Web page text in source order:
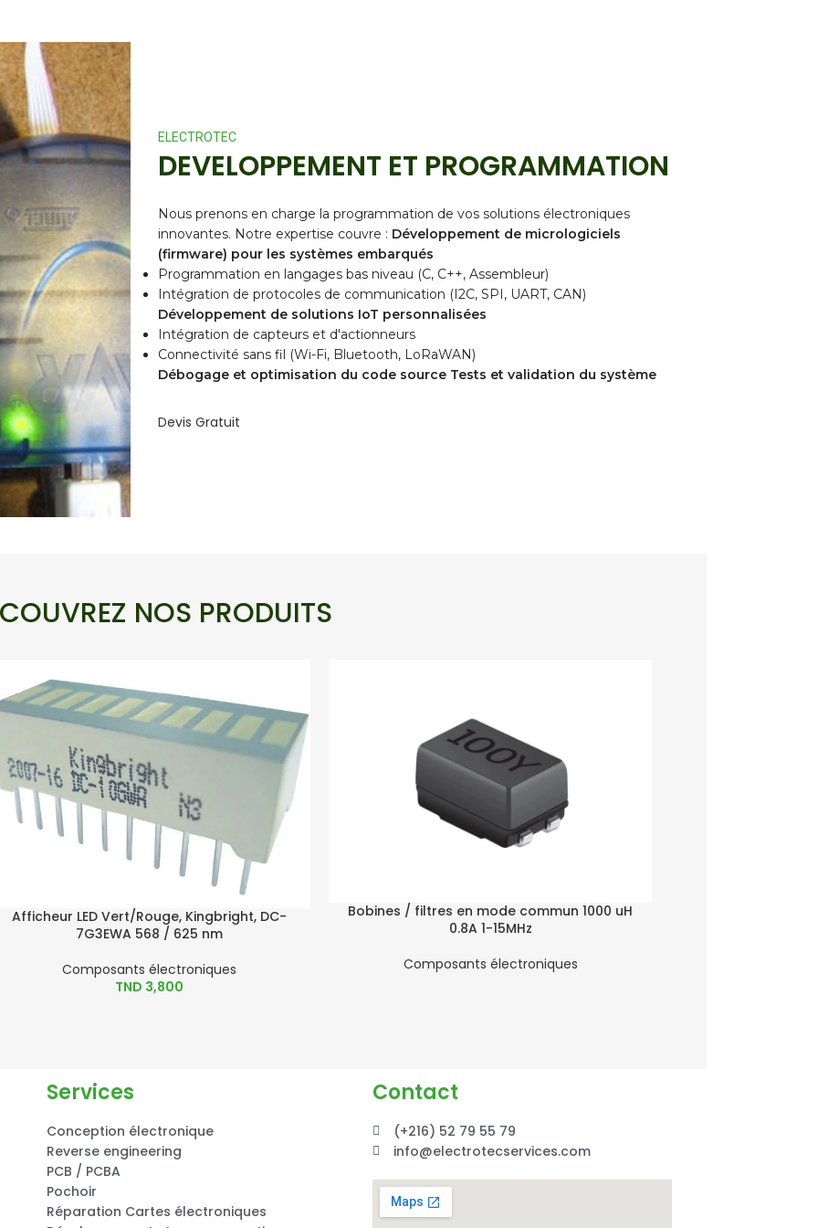
ELECTROTEC
DEVELOPPEMENT ET PROGRAMMATION
Nous prenons en charge la programmation de vos solutions électroniques
innovantes. Notre expertise couvre : Développement de micrologiciels
(firmware) pour les systèmes embarqués
Programmation en langages bas niveau (C, C++, Assembleur)
Intégration de protocoles de communication (I2C, SPI, UART, CAN)
Développement de solutions IoT personnalisées
Intégration de capteurs et d'actionneurs
Connectivité sans fil (Wi-Fi, Bluetooth, LoRaWAN)
Débogage et optimisation du code source Tests et validation du système
Devis Gratuit
NOS PRODUITS
Afficheur LED Vert/Rouge, Kingbright, DC-
7G3EWA 568 / 625 nm
Composants électroniques
TND 3,800
Bobines / filtres en mode commun 1000 uH
0.8A 1-15MHz
Composants électroniques
Services
Conception électronique
Reverse engineering
PCB / PCBA
Pochoir
Réparation Cartes électroniques
Contact
(+216) 52 79 55 79
info@electrotecservices.com